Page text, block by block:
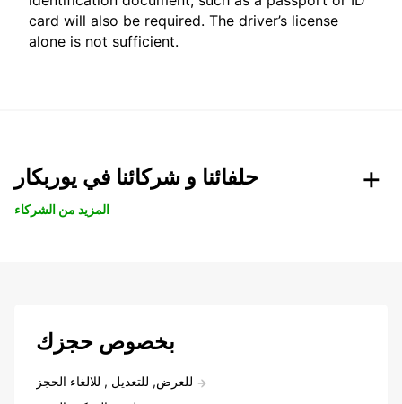
card will also be required. The driver’s license
alone is not sufficient.
حلفائنا و شركائنا في يوربكار
المزيد من الشركاء
بخصوص حجزك
للعرض, للتعديل , للالغاء الحجز